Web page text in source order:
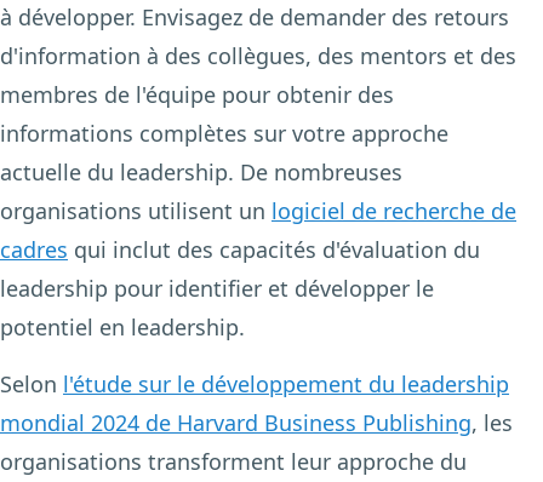
à développer. Envisagez de demander des retours
d'information à des collègues, des mentors et des
membres de l'équipe pour obtenir des
informations complètes sur votre approche
actuelle du leadership. De nombreuses
organisations utilisent un logiciel de recherche de
cadres qui inclut des capacités d'évaluation du
leadership pour identifier et développer le
potentiel en leadership.
Selon l'étude sur le développement du leadership
mondial 2024 de Harvard Business Publishing, les
organisations transforment leur approche du